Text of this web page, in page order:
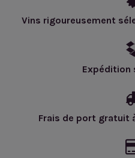
Vins rigoureusement
Expédition
Frais de port gratuit